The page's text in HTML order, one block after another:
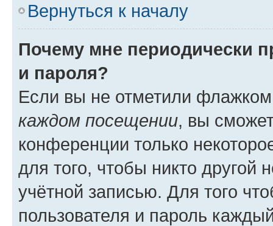
Вернуться к началу
Почему мне периодически
и пароля?
Если вы не отметили
каждом посещении, вы
конференции только
для того, чтобы никто другой
учётной записью. Для того
пользователя и пароль